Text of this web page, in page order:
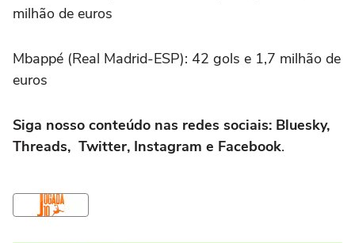
milhão de euros
Mbappé (Real Madrid-ESP): 42 gols e 1,7 milhão de
euros
Siga nosso conteúdo nas redes sociais: Bluesky,
Threads, Twitter, Instagram e Facebook.